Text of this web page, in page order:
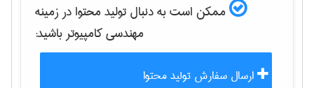
ممکن است به دنبال تولید محتوا در زمینه
مهندسی كامپيوترباشید:
ارسال سفارش تولید محتوا